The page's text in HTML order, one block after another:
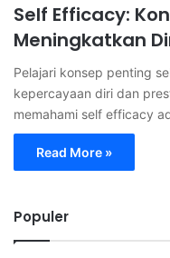
Self Efficacy:
Meningkatkan
Pelajari konsep penting
kepercayaan diri dan
memahami self efficacy
Read More »
Populer